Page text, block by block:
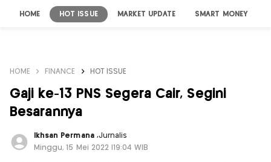
HOME HOT ISSUE MARKET UPDATE SMART MONEY
HOME FINANCE HOT ISSUE
Gaji ke-13 PNS Segera Cair, Segini
Besarannya
Ikhsan Permana ,Jurnalis
Minggu, 15 Mei 2022 |19:04 WIB